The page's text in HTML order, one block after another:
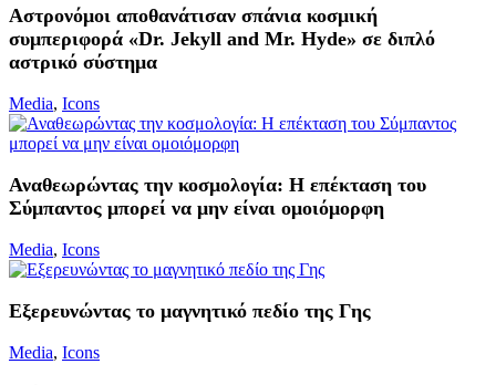
Αστρονόμοι αποθανάτισαν σπάνια κοσμική
συμπεριφορά «Dr. Jekyll and Mr. Hyde» σε διπλό
αστρικό σύστημα
Media, Icons
Αναθεωρώντας την κοσμολογία: Η επέκταση του
Σύμπαντος μπορεί να μην είναι ομοιόμορφη
Media, Icons
Εξερευνώντας το μαγνητικό πεδίο της Γης
Media, Icons